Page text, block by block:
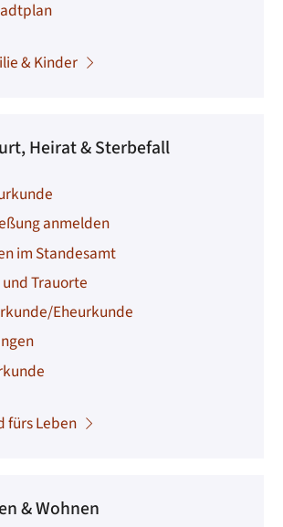
& Kinder
Heirat & Sterbefall
anmelden
im Standesamt
Trauorte
Eheurkunde
fürs Leben
& Wohnen